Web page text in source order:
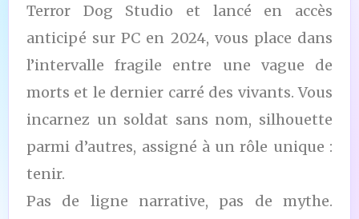
Terror Dog Studio et lancé en accès
anticipé sur PC en 2024, vous place dans
l’intervalle fragile entre une vague de
morts et le dernier carré des vivants. Vous
incarnez un soldat sans nom, silhouette
parmi d’autres, assigné à un rôle unique :
tenir.
Pas de ligne narrative, pas de mythe.